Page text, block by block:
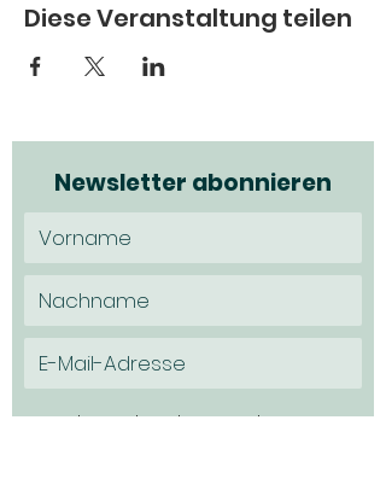
Diese Veranstaltung teilen
Newsletter abonnieren
Ich möchte den Newsletter